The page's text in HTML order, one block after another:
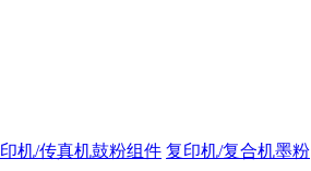
机/传真机鼓粉组件 复印机/复合机墨粉